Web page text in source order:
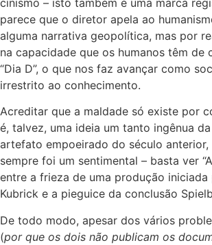
parece que o diretor apela ao
alguma narrativa geopolítica, mas por
na capacidade que os humanos têm de
“Dia D”, o que nos faz avançar como
irrestrito ao conhecimento.
Acreditar que a maldade só existe por
é, talvez, uma ideia um tanto ingênua
artefato empoeirado do século anterior,
sempre foi um sentimental – basta ver
entre a frieza de uma produção iniciada
Kubrick e a pieguice da conclusão
De todo modo, apesar dos vários
(por que os dois não publicam os